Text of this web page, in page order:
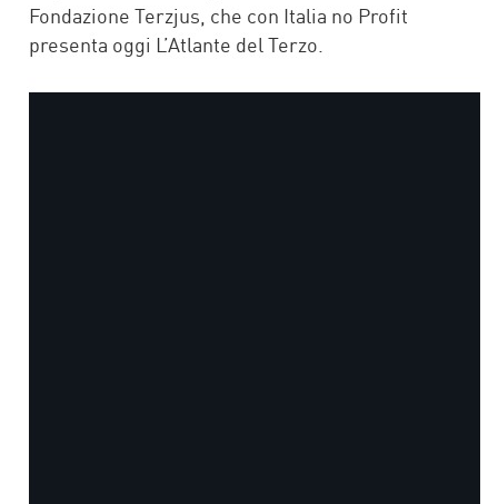
Fondazione Terzjus, che con Italia no Profit
presenta oggi L’Atlante del Terzo.